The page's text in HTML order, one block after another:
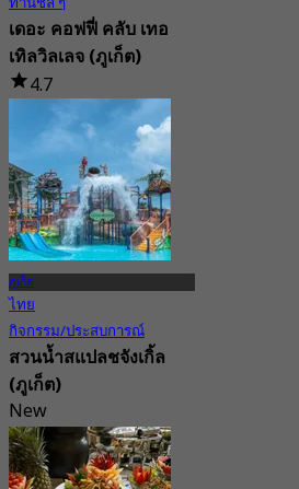
เดอะ คอฟฟี่ คลับ เทอ
เทิลวิลเลจ (ภูเก็ต)
4.7
375 การจอง
จาก฿ 422.5
ภูเก็ต
ไทย
กิจกรรม/ประสบการณ์
สวนน้ำสแปลชจังเกิ้ล
(ภูเก็ต)
New
4.3
จาก฿ 750